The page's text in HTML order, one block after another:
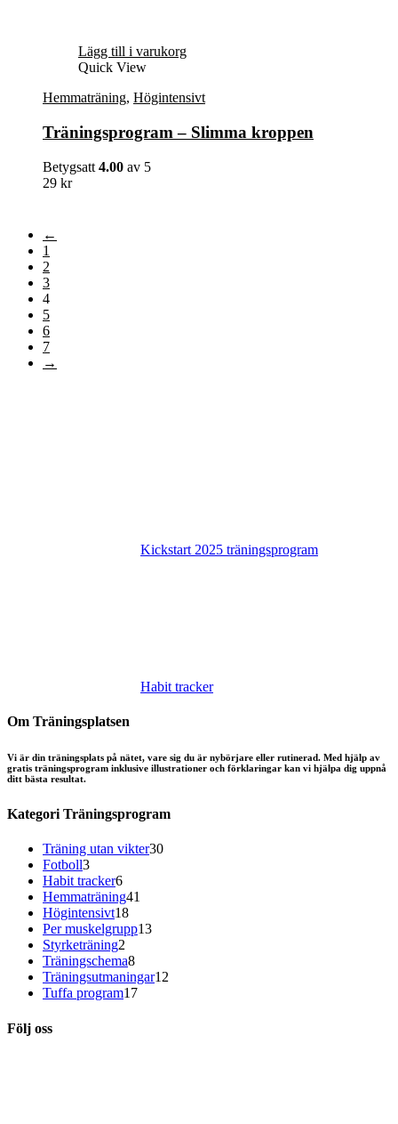
Lägg till i varukorg
Quick View
Hemmaträning, Högintensivt
Träningsprogram – Slimma kroppen
Betygsatt 4.00 av 5
29 kr
←
1
2
3
4
5
6
7
→
Kickstart 2025 träningsprogram
Habit tracker
Om Träningsplatsen
Vi är din träningsplats på nätet, vare sig du är nybörjare eller rutinerad. Med hjälp av
gratis träningsprogram inklusive illustrationer och förklaringar kan vi hjälpa dig uppnå
ditt bästa resultat.
Kategori Träningsprogram
Träning utan vikter3030
Fotboll33
produkter
Habit tracker66
produkter
Hemmaträning41
Högintensivt1818
produkter
Per muskelgrupp1313
Styrketräning2
produkter
Träningschema88
produkter
Träningsutmaningar12
Tuffa program1717
Följ oss